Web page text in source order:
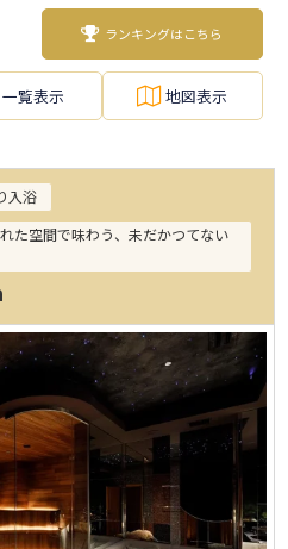
ランキングはこちら
一覧表示 地図表示
入浴
た空間で味わう、未だかつてない